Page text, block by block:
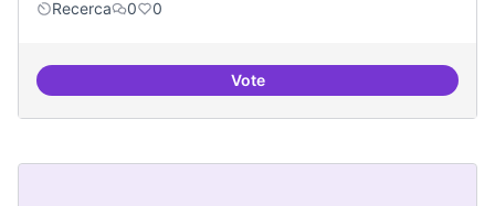
Recerca
0 0
VoteContactes amb centres de